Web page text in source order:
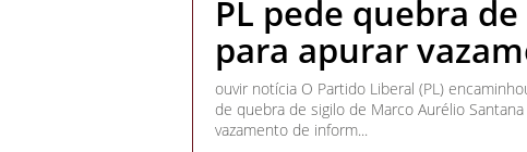
PL pede quebra
para apurar
ouvir notícia O Partido Liberal (PL)
de quebra de sigilo de Marco Aurélio
vazamento de inform...